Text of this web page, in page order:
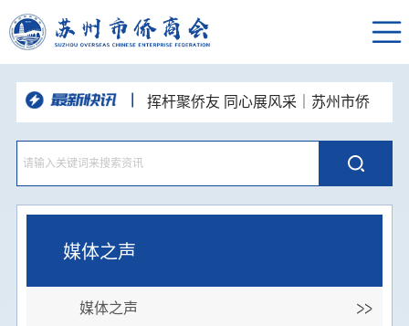
挥杆聚侨友 同心展风采｜苏州市侨
商会高尔夫球队“达梦杯”高球联谊赛圆
满举办
“和声咏华章·同心向未来”苏州统一战
线主题歌会举办 市侨商会登台唱响侨
心颂姑苏
深耕走访凝合力，资源互通促发展—
苏州市侨商会走进新晋理事单位开展企
业走访交流活动
党建引领侨校联动 携手共话发展新
篇—苏州市侨商会走进东南大学苏州校
区开展主题党日活动
品人居智慧 悟空间之道--苏州市侨商
会人居环境与空间布局国学沙龙顺利举
聚力侨心 接续奋进--苏州市侨商会四
媒体之声
媒体之声